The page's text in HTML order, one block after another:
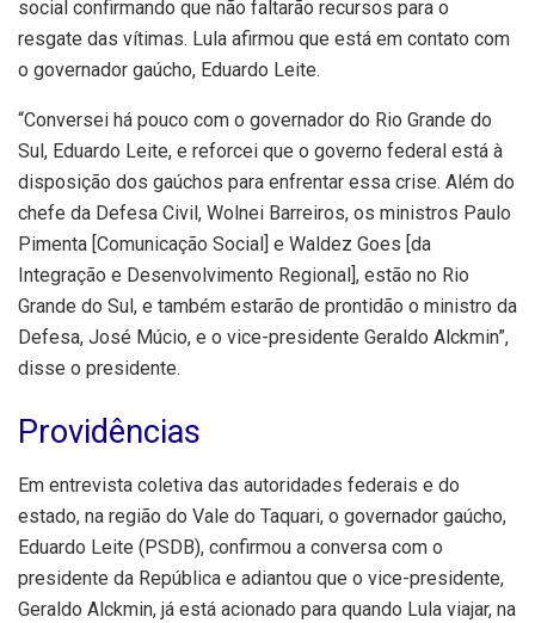
social confirmando que não faltarão recursos para o
resgate das vítimas. Lula afirmou que está em contato com
o governador gaúcho, Eduardo Leite.
“Conversei há pouco com o governador do Rio Grande do
Sul, Eduardo Leite, e reforcei que o governo federal está à
disposição dos gaúchos para enfrentar essa crise. Além do
chefe da Defesa Civil, Wolnei Barreiros, os ministros Paulo
Pimenta [Comunicação Social] e Waldez Goes [da
Integração e Desenvolvimento Regional], estão no Rio
Grande do Sul, e também estarão de prontidão o ministro da
Defesa, José Múcio, e o vice-presidente Geraldo Alckmin”,
disse o presidente.
Providências
Em entrevista coletiva das autoridades federais e do
estado, na região do Vale do Taquari, o governador gaúcho,
Eduardo Leite (PSDB), confirmou a conversa com o
presidente da República e adiantou que o vice-presidente,
Geraldo Alckmin, já está acionado para quando Lula viajar, na